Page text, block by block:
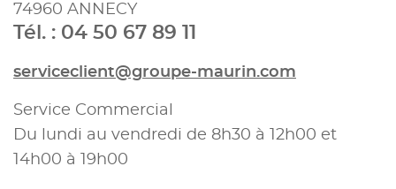
74960 ANNECY
Tél. : 04 50 67 89 11
serviceclient@groupe-maurin.com
Service Commercial
Du lundi au vendredi de 8h30 à 12h00 et
14h00 à 19h00